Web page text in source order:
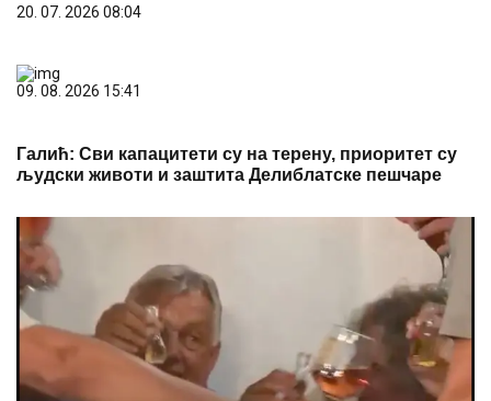
20. 07. 2026 08:04
09. 08. 2026 15:41
Галић: Сви капацитети су на терену, приоритет су
људски животи и заштита Делиблатске пешчаре